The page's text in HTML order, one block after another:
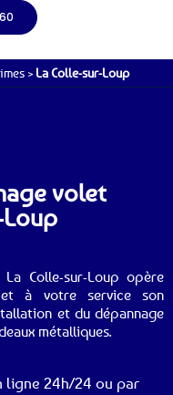
> La Colle-sur-Loup
volet
Colle-sur-Loup opère
à votre service son
et du dépannage
métalliques.
ligne 24h/24 ou par